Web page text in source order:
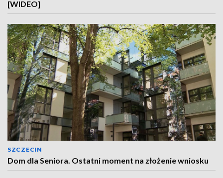
[WIDEO]
SZCZECIN
Dom dla Seniora. Ostatni moment na złożenie wniosku